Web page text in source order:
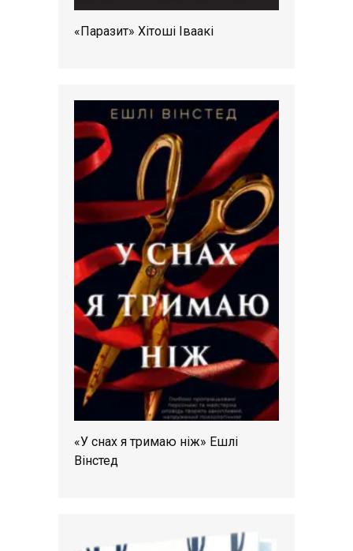
«Паразит» Хітоші Іваакі
«У снах я тримаю ніж» Ешлі
Вінстед